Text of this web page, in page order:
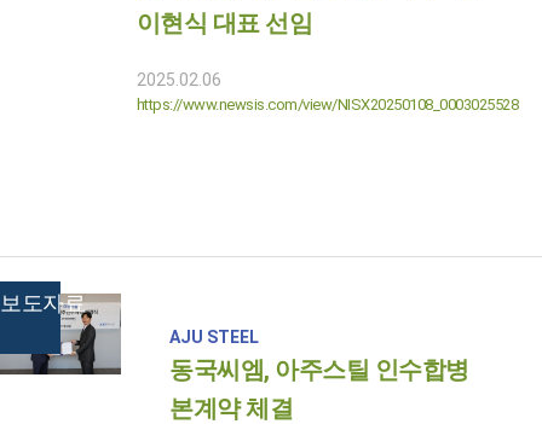
이현식 대표 선임
2025.02.06
https://www.newsis.com/view/NISX20250108_0003025528
AJU STEEL
동국씨엠, 아주스틸 인수합병
본계약 체결
보도자료